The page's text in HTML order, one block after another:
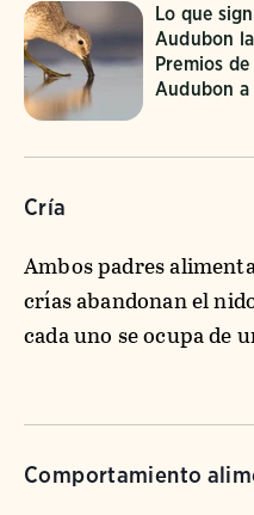
Lo que
Audubon
Premios
Audubon a
Cría
Ambos padres
crías abandonan el
cada uno se ocupa de
Comportamiento